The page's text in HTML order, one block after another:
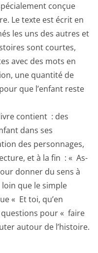
conçue
Le texte est écrit en
les uns des autres et
sont courtes,
avec des mots en
une quantité de
que l’enfant reste
contient : des
dans ses
des personnages,
et à la fin : « As-
donner du sens à
loin que le simple
« Et toi, qu’en
pour « faire
autour de l’histoire.